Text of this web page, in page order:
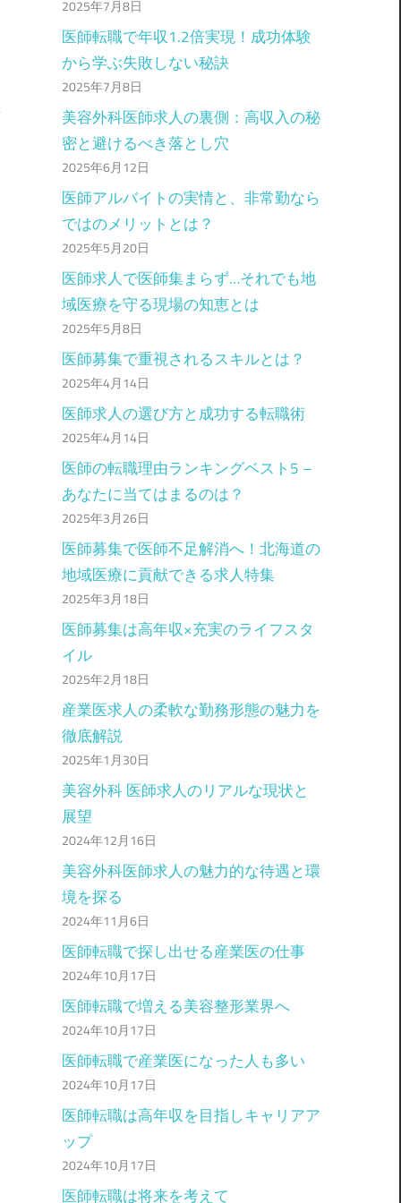
2025年7月8日
医師転職で年収1.2倍実現！成功体験
から学ぶ失敗しない秘訣
2025年7月8日
美容外科医師求人の裏側：高収入の秘
密と避けるべき落とし穴
2025年6月12日
医師アルバイトの実情と、非常勤なら
ではのメリットとは？
2025年5月20日
医師求人で医師集まらず…それでも地
域医療を守る現場の知恵とは
2025年5月8日
医師募集で重視されるスキルとは？
2025年4月14日
医師求人の選び方と成功する転職術
2025年4月14日
医師の転職理由ランキングベスト5 –
あなたに当てはまるのは？
2025年3月26日
医師募集で医師不足解消へ！北海道の
地域医療に貢献できる求人特集
2025年3月18日
医師募集は高年収×充実のライフスタ
イル
2025年2月18日
産業医求人の柔軟な勤務形態の魅力を
徹底解説
2025年1月30日
美容外科 医師求人のリアルな現状と
展望
2024年12月16日
美容外科医師求人の魅力的な待遇と環
境を探る
2024年11月6日
医師転職で探し出せる産業医の仕事
2024年10月17日
医師転職で増える美容整形業界へ
2024年10月17日
医師転職で産業医になった人も多い
2024年10月17日
医師転職は高年収を目指しキャリアア
ップ
2024年10月17日
医師転職は将来を考えて